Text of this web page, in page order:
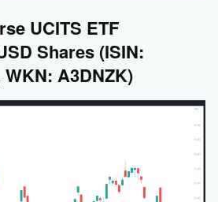
UCITS ETF
Shares (ISIN:
WKN: A3DNZK)